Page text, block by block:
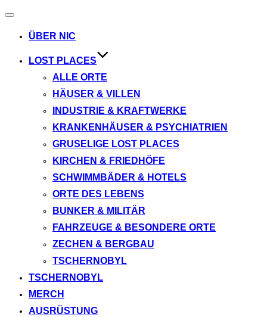
Navigation
ÜBER NIC
LOST PLACES
ALLE ORTE
HÄUSER & VILLEN
INDUSTRIE & KRAFTWERKE
KRANKENHÄUSER & PSYCHIATRIEN
GRUSELIGE LOST PLACES
KIRCHEN & FRIEDHÖFE
SCHWIMMBÄDER & HOTELS
ORTE DES LEBENS
BUNKER & MILITÄR
FAHRZEUGE & BESONDERE ORTE
ZECHEN & BERGBAU
TSCHERNOBYL
TSCHERNOBYL
MERCH
AUSRÜSTUNG